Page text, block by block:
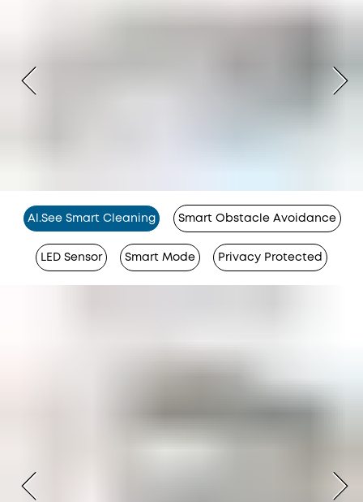
Al.See Smart Cleaning Smart Obstacle Avoidance
LED Sensor Smart Mode Privacy Protected